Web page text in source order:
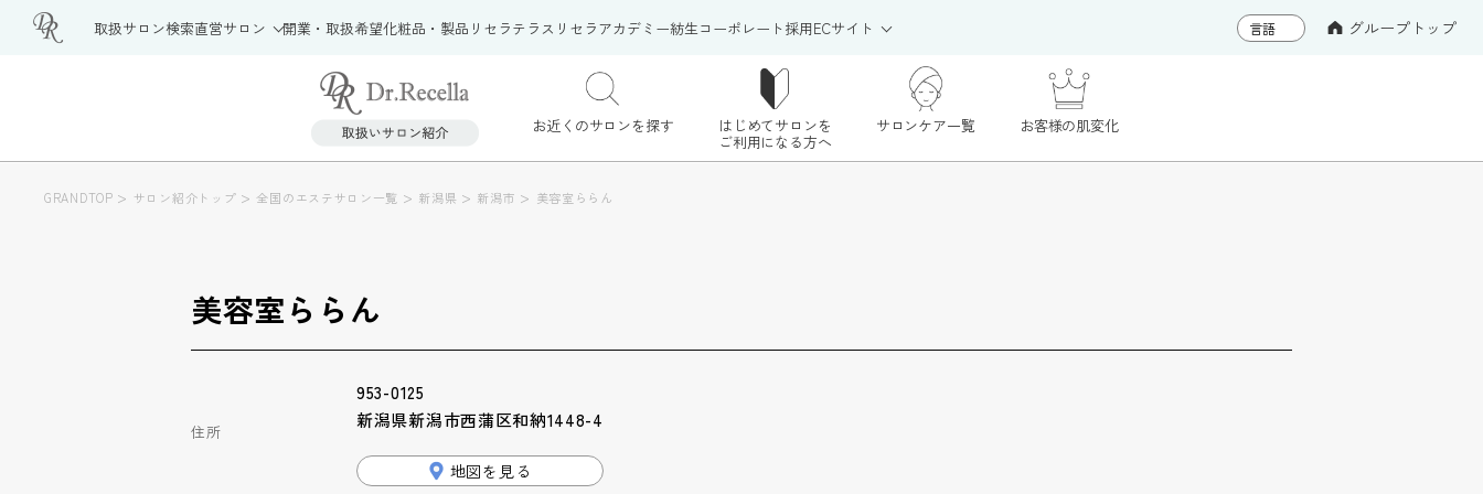
取扱サロン検索直営サロン 開業・取扱希望化粧品・製品 リセラテラス リセラアカデミー紡生コーポレート採用ECサイト グループトップ
お近くのサロンを探す はじめてサロンを
ご利用になる方へ
サロンケア一覧 お客様の肌変化
GRANDTOP > サロン紹介トップ >全国のエステサロン一覧 > 新潟県 > 新潟市 > 美容室ららん
美容室ららん
住所
953-0125
新潟県新潟市西蒲区和納1448-4
地図を見る